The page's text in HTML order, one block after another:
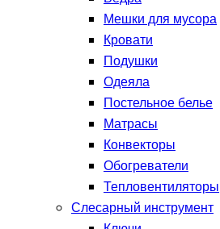
Мешки для мусора
Кровати
Подушки
Одеяла
Постельное белье
Матрасы
Конвекторы
Обогреватели
Тепловентиляторы
Слесарный инструмент